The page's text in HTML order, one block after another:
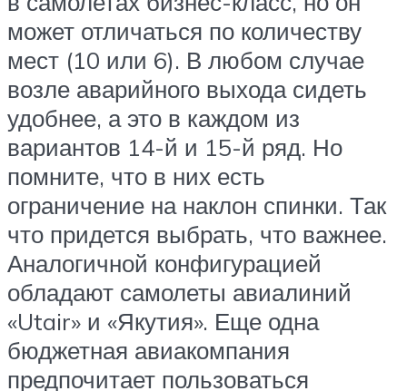
может отличаться по количеству
мест (10 или 6). В любом случае
возле аварийного выхода сидеть
удобнее, а это в каждом из
вариантов 14-й и 15-й ряд. Но
помните, что в них есть
ограничение на наклон спинки. Так
что придется выбрать, что важнее.
Аналогичной конфигурацией
обладают самолеты авиалиний
«Utair» и «Якутия». Еще одна
бюджетная авиакомпания
предпочитает пользоваться